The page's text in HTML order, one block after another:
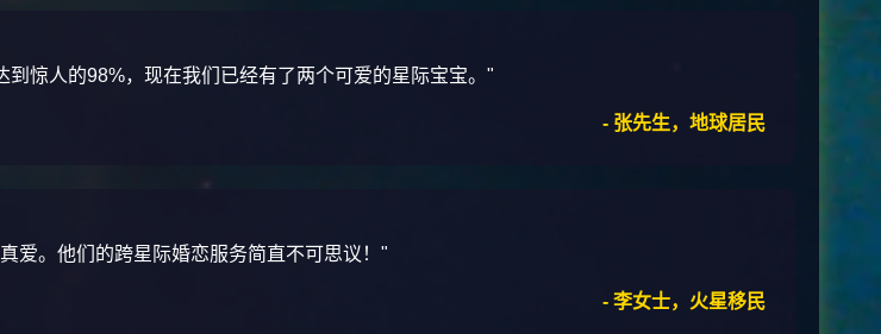
惊人的98%，现在我们已经有了两个可爱的星际宝宝。"
- 张先生，地球居民
爱。他们的跨星际婚恋服务简直不可思议！"
- 李女士，火星移民